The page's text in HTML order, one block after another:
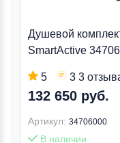
Душевой
SmartActive
5 3 3
132 650 руб.
Артикул: 34706000
В наличии